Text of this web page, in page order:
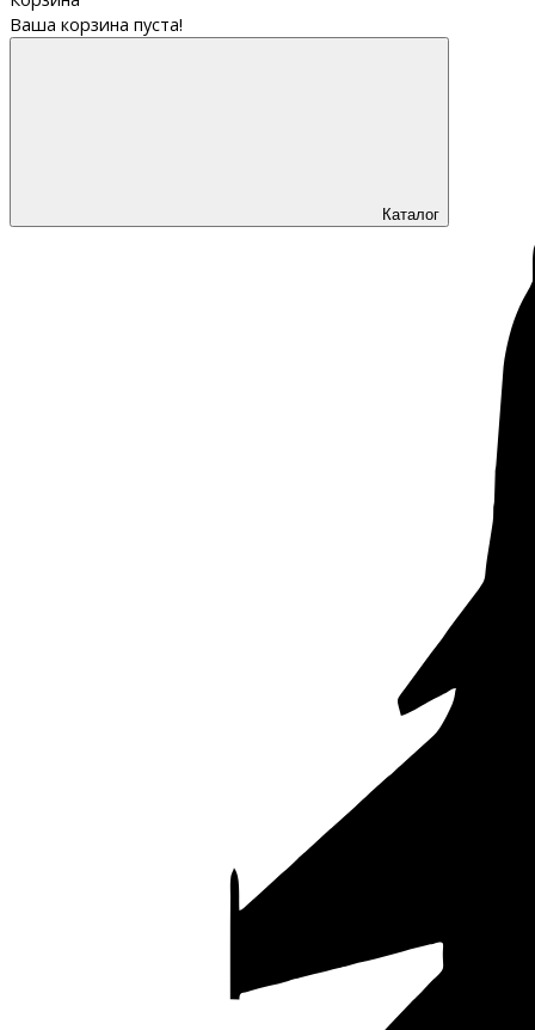
Ваша корзина пуста!
Каталог